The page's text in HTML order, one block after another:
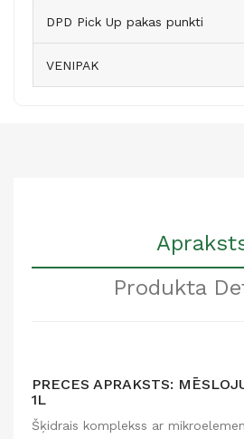
DPD Pick Up pakas punkti
VENIPAK
Produkta
PRECES APRAKSTS:
1L
Šķidrais komplekss ar